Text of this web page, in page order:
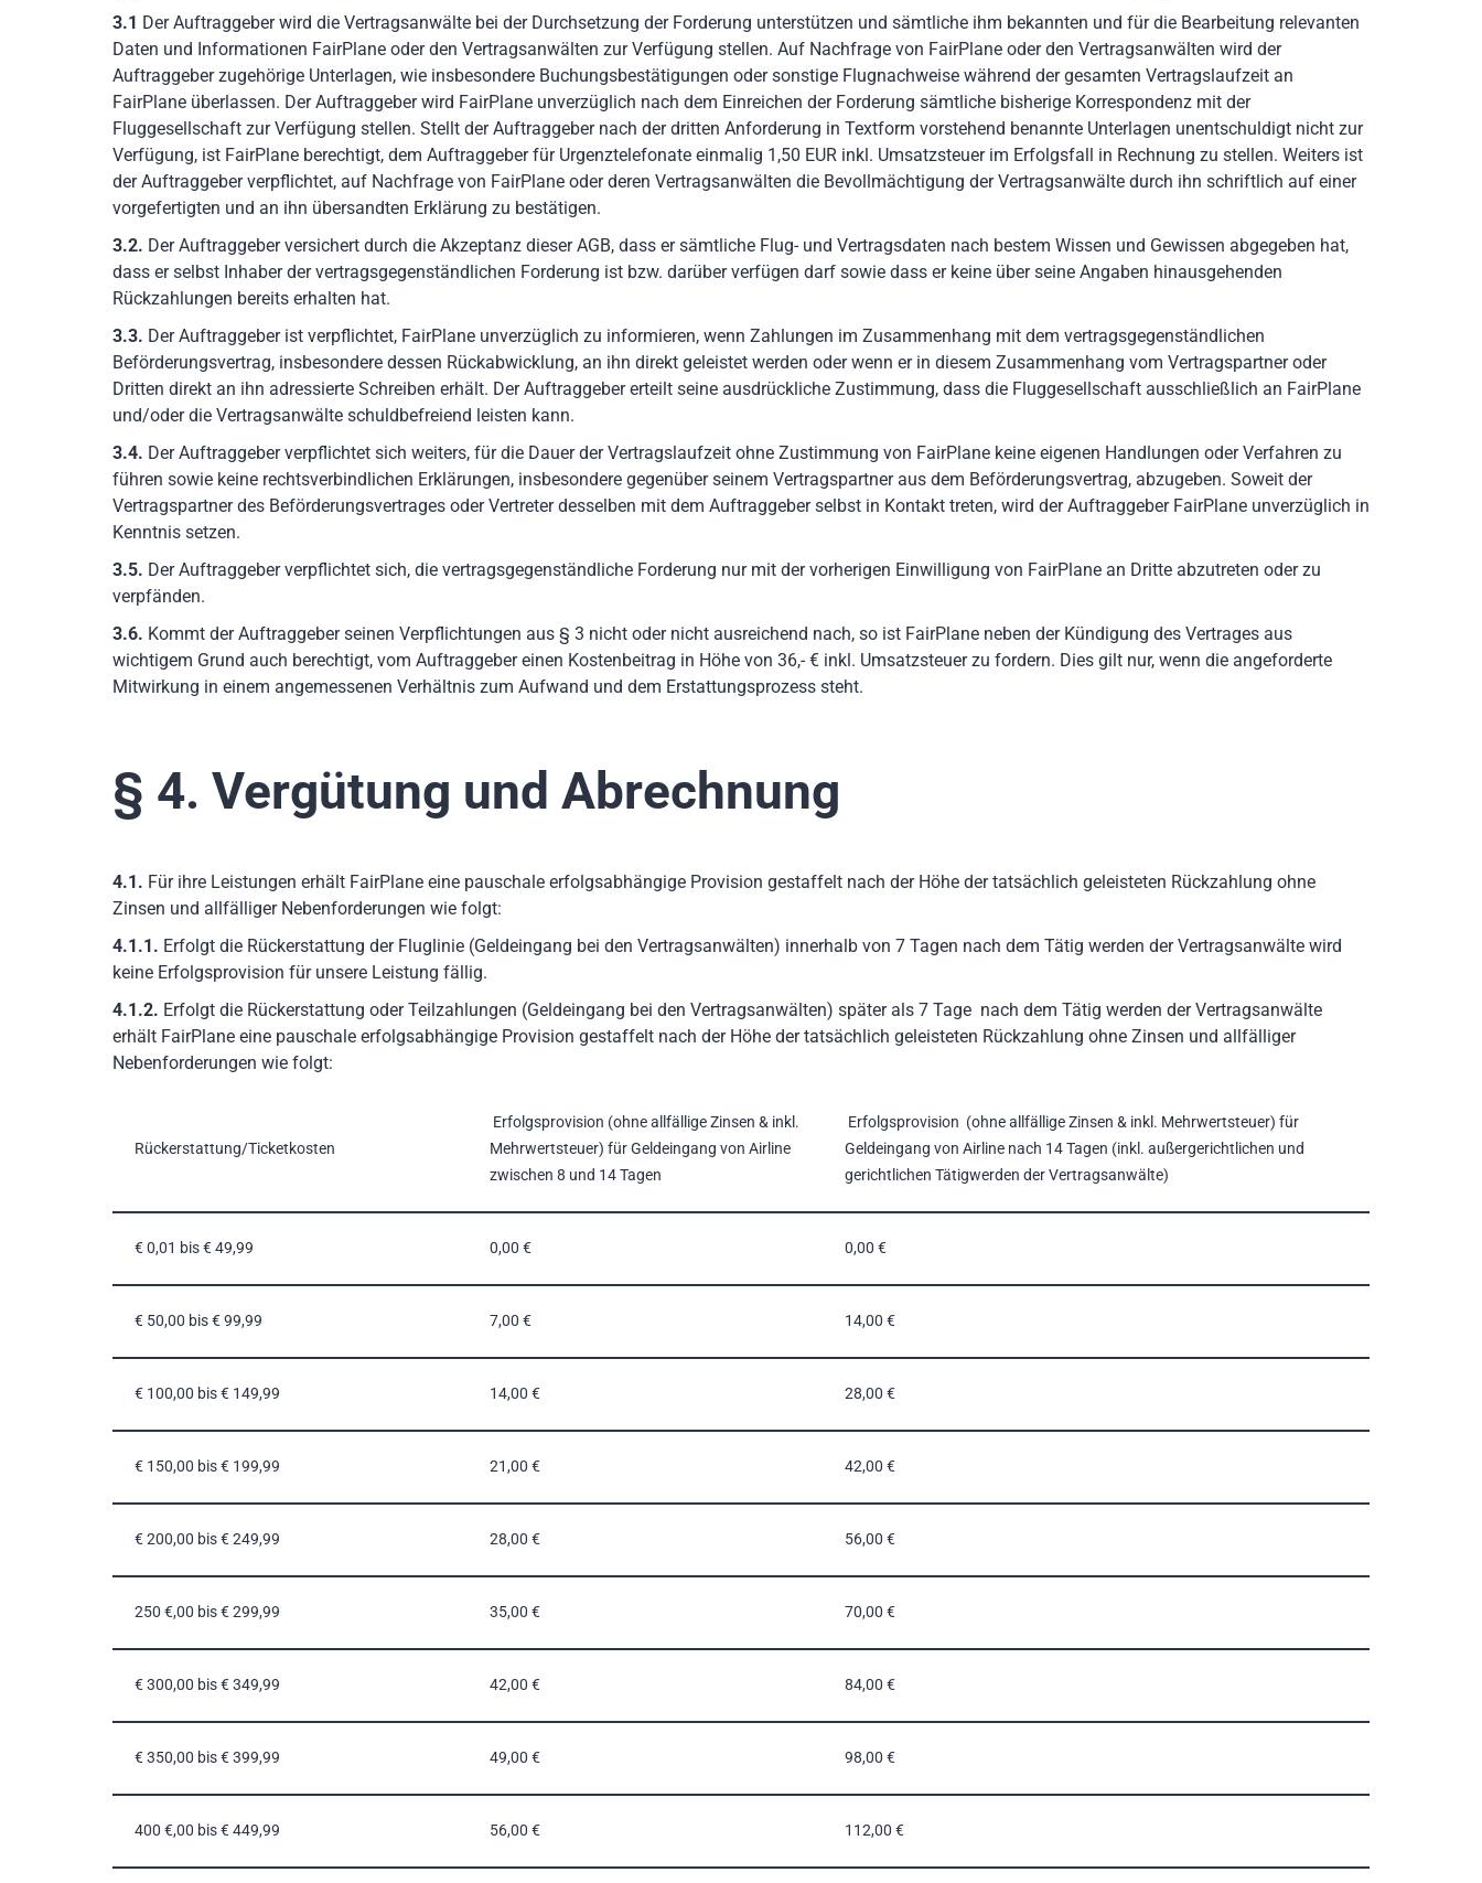
3.1 Der Auftraggeber wird die Vertragsanwälte bei der Durchsetzung der Forderung unterstützen und sämtliche ihm bekannten und für die Bearbeitung relevanten
Daten und Informationen FairPlane oder den Vertragsanwälten zur Verfügung stellen. Auf Nachfrage von FairPlane oder den Vertragsanwälten wird der
Auftraggeber zugehörige Unterlagen, wie insbesondere Buchungsbestätigungen oder sonstige Flugnachweise während der gesamten Vertragslaufzeit an
FairPlane überlassen. Der Auftraggeber wird FairPlane unverzüglich nach dem Einreichen der Forderung sämtliche bisherige Korrespondenz mit der
Fluggesellschaft zur Verfügung stellen. Stellt der Auftraggeber nach der dritten Anforderung in Textform vorstehend benannte Unterlagen unentschuldigt nicht zur
Verfügung, ist FairPlane berechtigt, dem Auftraggeber für Urgenztelefonate einmalig 1,50 EUR inkl. Umsatzsteuer im Erfolgsfall in Rechnung zu stellen. Weiters ist
der Auftraggeber verpflichtet, auf Nachfrage von FairPlane oder deren Vertragsanwälten die Bevollmächtigung der Vertragsanwälte durch ihn schriftlich auf einer
vorgefertigten und an ihn übersandten Erklärung zu bestätigen.
3.2. Der Auftraggeber versichert durch die Akzeptanz dieser AGB, dass er sämtliche Flug- und Vertragsdaten nach bestem Wissen und Gewissen abgegeben hat,
dass er selbst Inhaber der vertragsgegenständlichen Forderung ist bzw. darüber verfügen darf sowie dass er keine über seine Angaben hinausgehenden
Rückzahlungen bereits erhalten hat.
3.3. Der Auftraggeber ist verpflichtet, FairPlane unverzüglich zu informieren, wenn Zahlungen im Zusammenhang mit dem vertragsgegenständlichen
Beförderungsvertrag, insbesondere dessen Rückabwicklung, an ihn direkt geleistet werden oder wenn er in diesem Zusammenhang vom Vertragspartner oder
Dritten direkt an ihn adressierte Schreiben erhält. Der Auftraggeber erteilt seine ausdrückliche Zustimmung, dass die Fluggesellschaft ausschließlich an FairPlane
und/oder die Vertragsanwälte schuldbefreiend leisten kann.
3.4. Der Auftraggeber verpflichtet sich weiters, für die Dauer der Vertragslaufzeit ohne Zustimmung von FairPlane keine eigenen Handlungen oder Verfahren zu
führen sowie keine rechtsverbindlichen Erklärungen, insbesondere gegenüber seinem Vertragspartner aus dem Beförderungsvertrag, abzugeben. Soweit der
Vertragspartner des Beförderungsvertrages oder Vertreter desselben mit dem Auftraggeber selbst in Kontakt treten, wird der Auftraggeber FairPlane unverzüglich in
Kenntnis setzen.
3.5. Der Auftraggeber verpflichtet sich, die vertragsgegenständliche Forderung nur mit der vorherigen Einwilligung von FairPlane an Dritte abzutreten oder zu
verpfänden.
3.6. Kommt der Auftraggeber seinen Verpflichtungen aus § 3 nicht oder nicht ausreichend nach, so ist FairPlane neben der Kündigung des Vertrages aus
wichtigem Grund auch berechtigt, vom Auftraggeber einen Kostenbeitrag in Höhe von 36,- € inkl. Umsatzsteuer zu fordern. Dies gilt nur, wenn die angeforderte
Mitwirkung in einem angemessenen Verhältnis zum Aufwand und dem Erstattungsprozess steht.
§ 4. Vergütung und Abrechnung
4.1. Für ihre Leistungen erhält FairPlane eine pauschale erfolgsabhängige Provision gestaffelt nach der Höhe der tatsächlich geleisteten Rückzahlung ohne
Zinsen und allfälliger Nebenforderungen wie folgt:
4.1.1. Erfolgt die Rückerstattung der Fluglinie (Geldeingang bei den Vertragsanwälten) innerhalb von 7 Tagen nach dem Tätig werden der Vertragsanwälte wird
keine Erfolgsprovision für unsere Leistung fällig.
4.1.2. Erfolgt die Rückerstattung oder Teilzahlungen (Geldeingang bei den Vertragsanwälten) später als 7 Tage nach dem Tätig werden der Vertragsanwälte
erhält FairPlane eine pauschale erfolgsabhängige Provision gestaffelt nach der Höhe der tatsächlich geleisteten Rückzahlung ohne Zinsen und allfälliger
Nebenforderungen wie folgt:
Rückerstattung/Ticketkosten
Erfolgsprovision (ohne allfällige Zinsen & inkl.
Mehrwertsteuer) für Geldeingang von Airline
zwischen 8 und 14 Tagen
Erfolgsprovision (ohne allfällige Zinsen & inkl. Mehrwertsteuer) für
Geldeingang von Airline nach 14 Tagen (inkl. außergerichtlichen und
gerichtlichen Tätigwerden der Vertragsanwälte)
€ 0,01 bis € 49,99 0,00 € 0,00 €
€ 50,00 bis € 99,99 7,00 € 14,00 €
€ 100,00 bis € 149,99 14,00 € 28,00 €
€ 150,00 bis € 199,99 21,00 € 42,00 €
€ 200,00 bis € 249,99 28,00 € 56,00 €
250 €,00 bis € 299,99 35,00 € 70,00 €
€ 300,00 bis € 349,99 42,00 € 84,00 €
€ 350,00 bis € 399,99 49,00 € 98,00 €
400 €,00 bis € 449,99 56,00 € 112,00 €